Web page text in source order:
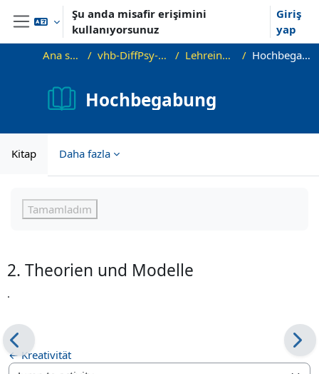
Ana içeriğe git
Yan panel
Şu anda misafir erişimini
kullanıyorsunuz
Giriş
yap
Ana sayfa vhb-DiffPsy-Demo Lehreinheit 6 Hochbegabung
Hochbegabung
Kitap Daha fazla
Tamamladım
2. Theorien und Modelle
.
← Kreativität